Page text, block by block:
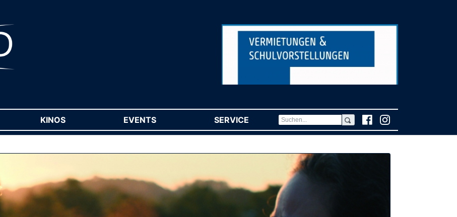
KINOS EVENTS SERVICE (CURRENT)